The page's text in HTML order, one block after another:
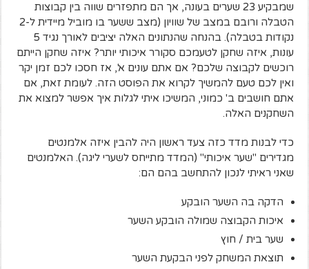
שמבקיע 23 שערים בעונה, אך הם מתפזרים שווה בין קבוצות
הטבלה ורובם במצב של שוויון (מצב ששער בו מוביל מיידית ל-2
נקודות בטבלה). בהנחה שהנתונים האלה יציבים לאורך נגיד 5
עונות, איזה שחקן לטעמכם סקורר איכותי יותר? איזה שחקן הייתם
רוכשים לקבוצה שלכם? אם אתם עונים א', אז חסכו לכם זמן יקר
ואין לכם טעם להמשיך לקרוא את הפוסט הזה. לעומת זאת, אם
אתם חושבים ב' כמוני, המשיכו איתי לגלות איך אפשר למצוא את
השחקנים האלה.
כדי לבנות מדד כזה צעד ראשון היה להבין איזה אלמנטים
מגדירים "שער איכותי" (המדד מתייחס לשערי ליגה). האלמנטים
שאני ראיתי לנכון להתחשב בהם הם:
הדקה בה השער הובקע
איכות הקבוצה שמולה הובקע השער
שער בית / חוץ
תוצאת המשחק לפני הבקעת השער